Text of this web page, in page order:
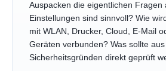
Auspacken die eigentlichen Fragen
Einstellungen sind sinnvoll? Wie
mit WLAN, Drucker, Cloud, E-Mail
Geräten verbunden? Was sollte aus
Sicherheitsgründen direkt geprüft